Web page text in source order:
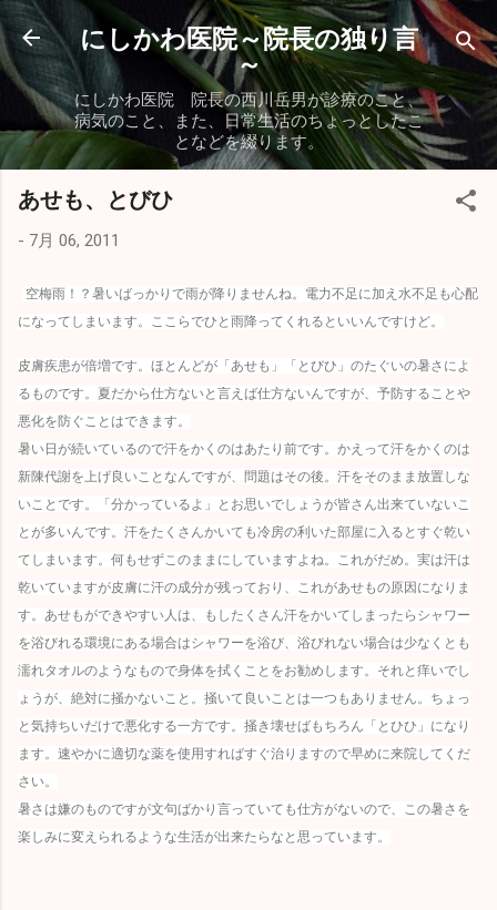
スキップしてメイン コンテンツに移動
にしかわ医院～院長の独り言
～
にしかわ医院 院長の西川岳男が診療のこと、
病気のこと、また、日常生活のちょっとしたこ
となどを綴ります。
あせも、とびひ
- 7月 06, 2011
空梅雨！？暑いばっかりで雨が降りませんね。電力不足に加え水不足も心配
になってしまいます。ここらでひと雨降ってくれるといいんですけど。
皮膚疾患が倍増です。ほとんどが「あせも」「とびひ」のたぐいの暑さによ
るものです。夏だから仕方ないと言えば仕方ないんですが、予防することや
悪化を防ぐことはできます。
暑い日が続いているので汗をかくのはあたり前です。かえって汗をかくのは
新陳代謝を上げ良いことなんですが、問題はその後。汗をそのまま放置しな
いことです。「分かっているよ」とお思いでしょうが皆さん出来ていないこ
とが多いんです。汗をたくさんかいても冷房の利いた部屋に入るとすぐ乾い
てしまいます。何もせずこのままにしていますよね。これがだめ。実は汗は
乾いていますが皮膚に汗の成分が残っており、これがあせもの原因になりま
す。あせもができやすい人は、もしたくさん汗をかいてしまったらシャワー
を浴びれる環境にある場合はシャワーを浴び、浴びれない場合は少なくとも
濡れタオルのようなもので身体を拭くことをお勧めします。それと痒いでし
ょうが、絶対に掻かないこと。掻いて良いことは一つもありません。ちょっ
と気持ちいだけで悪化する一方です。掻き壊せばもちろん「とひひ」になり
ます。速やかに適切な薬を使用すればすぐ治りますので早めに来院してくだ
さい。
暑さは嫌のものですが文句ばかり言っていても仕方がないので、この暑さを
楽しみに変えられるような生活が出来たらなと思っています。